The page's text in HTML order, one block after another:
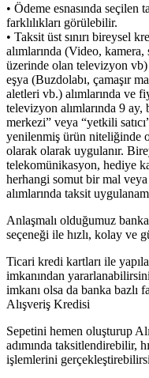
• Ödeme esnasında seçilen
farklılıkları görülebilir.
• Taksit üst sınırı bireysel
alımlarında (Video,
üzerinde olan televizyon vb)
eşya (Buzdolabı, çamaşır
aletleri vb.) alımlarında ve
televizyon alımlarında 9 ay,
merkezi” veya “yetkili
yenilenmiş ürün niteliğinde
olarak olarak uygulanır.
telekomünikasyon, hediye
herhangi somut bir mal
alımlarında taksit
Anlaşmalı olduğumuz
seçeneği ile hızlı, kolay ve
Ticari kredi kartları ile
imkanından
imkanı olsa da banka bazlı
Alışveriş Kredisi
Sepetini hemen oluşturup
adımında taksitlendirebilir,
işlemlerini